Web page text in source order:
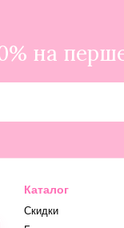
на
Каталог
Скидки